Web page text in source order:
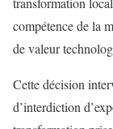
compétence de la
de valeur
Cette décision
d’interdiction